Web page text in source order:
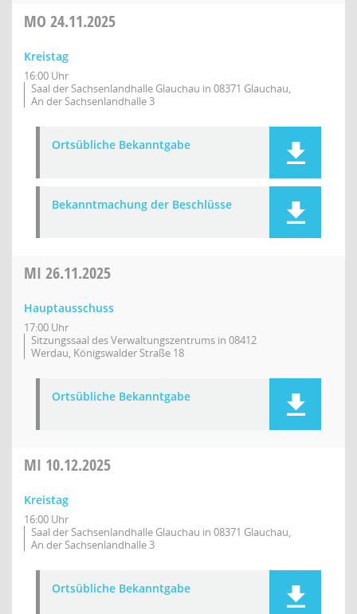
MO 24.11.2025
Kreistag
16:00 Uhr
Saal der Sachsenlandhalle Glauchau in 08371 Glauchau,
An der Sachsenlandhalle 3
Ortsübliche Bekanntgabe
Bekanntmachung der Beschlüsse
MI 26.11.2025
Hauptausschuss
17:00 Uhr
Sitzungssaal des Verwaltungszentrums in 08412
Werdau, Königswalder Straße 18
Ortsübliche Bekanntgabe
MI 10.12.2025
Kreistag
16:00 Uhr
Saal der Sachsenlandhalle Glauchau in 08371 Glauchau,
An der Sachsenlandhalle 3
Ortsübliche Bekanntgabe